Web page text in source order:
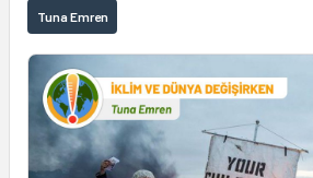
Tuna Emren